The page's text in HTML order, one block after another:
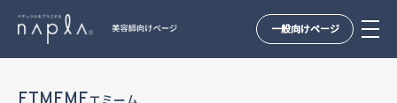
一般向けページ